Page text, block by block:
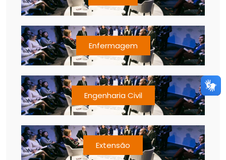
Enfermagem
Engenharia Civil
Extensão